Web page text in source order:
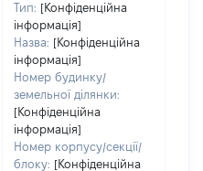
Тип: [Конфіденційна
інформація]
Назва: [Конфіденційна
інформація]
Номер будинку/
земельної ділянки:
[Конфіденційна
інформація]
Номер корпусу/секції/
блоку: [Конфіденційна